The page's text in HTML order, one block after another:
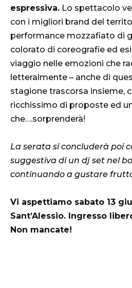
espressiva. Lo spettacolo
con i migliori brand del
performance mozzafiato di
colorato di coreografie ed
viaggio nelle emozioni che
letteralmente – anche di
stagione trascorsa insieme,
ricchissimo di proposte ed
che….sorprenderà!
La serata si concluderà poi
suggestiva di un dj set nel
continuando a gustare
Vi aspettiamo sabato 13
Sant’Alessio. Ingresso
Non mancate!